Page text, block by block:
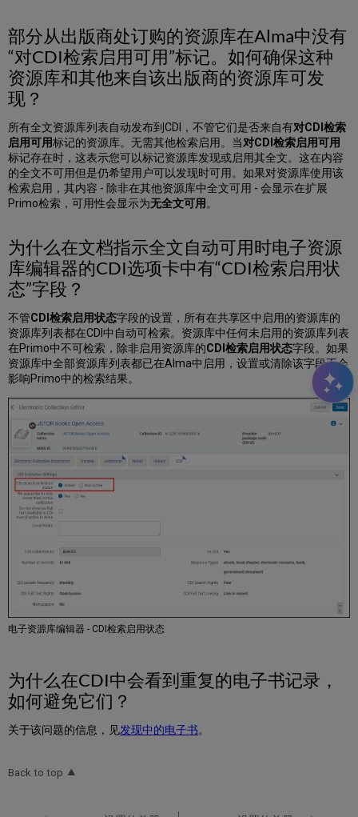
检
索
启
用
字
段？
为
什
么
在
会
看
到
重
复
的
电
子
书
录，
如
何
避
免
它
们？
部分从出版商处订购的资源库在Alma中没有
“对CDI检索启用可用”标记。如何确保这种
资源库和其他来自该出版商的资源库可发
现？
所有全文资源库列表自动发布到CDI，不管它们是否来自有对CDI检索
启用可用标记的资源库。无需其他检索启用。当对CDI检索启用可用
标记存在时，这表示您可以标记资源库发现或启用其全文。这在内容
的全文不可用但是仍希望用户可以发现时可用。如果对资源库使用该
检索启用，其内容 - 除非在其他资源库中全文可用 - 会显示在扩展
Primo检索，可用性会显示为无全文可用。
为什么在文档指示全文自动可用时电子资源
库编辑器的CDI选项卡中有“CDI检索启用状
态”字段？
不管CDI检索启用状态字段的设置，所有在共享区中启用的资源库的
资源库列表都在CDI中自动可检索。资源库中任何未启用的资源库列表
在Primo中不可检索，除非启用资源库的CDI检索启用状态字段。如果
资源库中全部资源库列表都已在Alma中启用，设置或清除该字段不会
影响Primo中的检索结果。
电子资源库编辑器 - CDI检索启用状态
为什么在CDI中会看到重复的电子书记录，
如何避免它们？
关于该问题的信息，见发现中的电子书。
Back to top